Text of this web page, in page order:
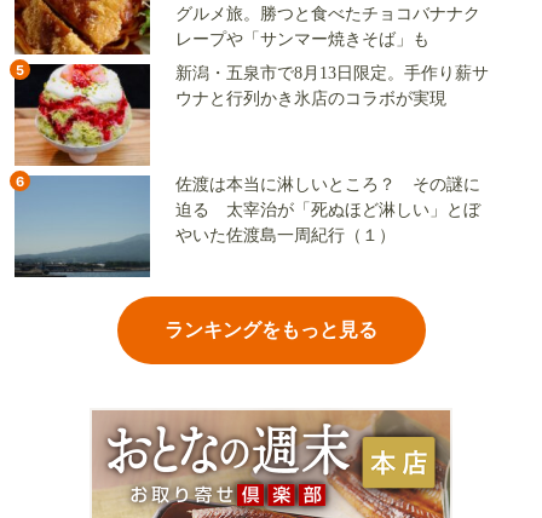
グルメ旅。勝つと食べたチョコバナナク
レープや「サンマー焼きそば」も
5
新潟・五泉市で8月13日限定。手作り薪サ
ウナと行列かき氷店のコラボが実現
6
佐渡は本当に淋しいところ？ その謎に
迫る 太宰治が「死ぬほど淋しい」とぼ
やいた佐渡島一周紀行（１）
ランキングをもっと見る